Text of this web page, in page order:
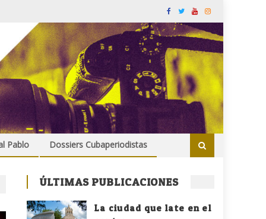
Pablo Dossiers Cubaperiodistas
ÚLTIMAS PUBLICACIONES
La ciudad que late en el